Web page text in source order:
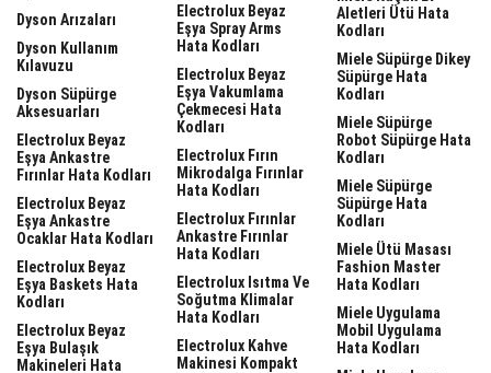
Dyson Arızaları
Dyson Kullanım
Kılavuzu
Dyson Süpürge
Aksesuarları
Electrolux Beyaz
Eşya Ankastre
Fırınlar Hata Kodları
Electrolux Beyaz
Eşya Ankastre
Ocaklar Hata Kodları
Electrolux Beyaz
Eşya Baskets Hata
Kodları
Electrolux Beyaz
Eşya Bulaşık
Makineleri Hata
Electrolux Beyaz
Eşya Spray Arms
Hata Kodları
Electrolux Beyaz
Eşya Vakumlama
Çekmecesi Hata
Kodları
Electrolux Fırın
Mikrodalga Fırınlar
Hata Kodları
Electrolux Fırınlar
Ankastre Fırınlar
Hata Kodları
Electrolux Isıtma Ve
Soğutma Klimalar
Hata Kodları
Electrolux Kahve
Makinesi Kompakt
Aletleri Ütü Hata
Kodları
Miele Süpürge Dikey
Süpürge Hata
Kodları
Miele Süpürge
Robot Süpürge Hata
Kodları
Miele Süpürge
Süpürge Hata
Kodları
Miele Ütü Masası
Fashion Master
Hata Kodları
Miele Uygulama
Mobil Uygulama
Hata Kodları